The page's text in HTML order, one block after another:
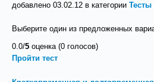
добавлено 03.02.12 в категории Тесты
Выберите один из предложенных
0.0/5 оценка (0 голосов)
Пройти тест